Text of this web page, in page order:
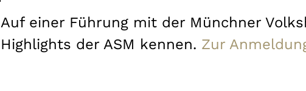
Auf einer Führung mit der Münchner
Highlights der ASM kennen. Zur